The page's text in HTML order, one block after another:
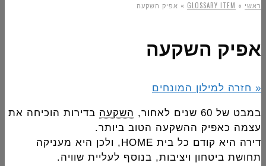
ראשי »
GLOSSARY ITEM
» אפיק השקעה
אפיק השקעה
« חזרה למילון המונחים
במבט של 60 שנים לאחור, השקעה בדירות הוכיחה את
עצמה כאפיק ההשקעה הטוב ביותר.
דירה היא קודם כל בית HOME, ולכן היא מעניקה
תחושת ביטחון ויציבות, בנוסף לעליית שוויה.